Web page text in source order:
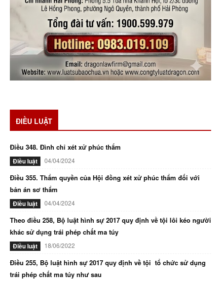
ĐIỀU LUẬT
Điều 348. Đình chỉ xét xử phúc thẩm
Điều luật 04/04/2024
Điều 355. Thẩm quyền của Hội đồng xét xử phúc thẩm đối với
bản án sơ thẩm
Điều luật 04/04/2024
Theo điều 258, Bộ luật hình sự 2017 quy định về tội lôi kéo người
khác sử dụng trái phép chất ma túy
Điều luật 18/06/2022
Điều 255, Bộ luật hình sự 2017 quy định về tội tổ chức sử dụng
trái phép chất ma túy như sau